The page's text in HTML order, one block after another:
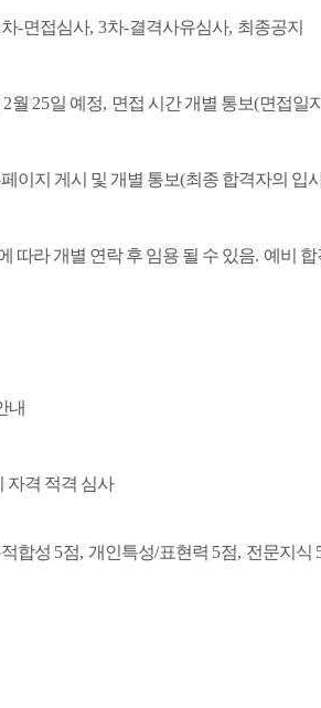
차-면접심사, 3차-결격사유심사, 최종공지
2월 25일 예정, 면접 시간 개별 통보(면접일
이지 게시 및 개별 통보(최종 합격자의 입
따라 개별 연락 후 임용 될 수 있음. 예비
내
자격 적격 심사
합성 5점, 개인특성/표현력 5점, 전문지식